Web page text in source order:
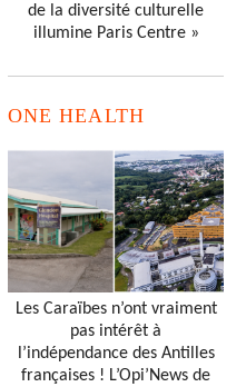
de la diversité culturelle
illumine Paris Centre »
ONE HEALTH
Les Caraïbes n’ont vraiment
pas intérêt à
l’indépendance des Antilles
françaises ! L’Opi’News de